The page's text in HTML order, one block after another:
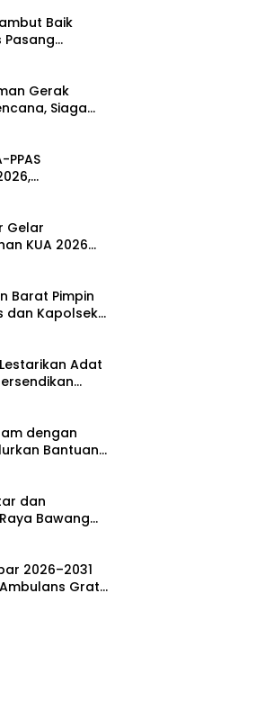
Baik
Gerak
Siaga
PPAS
Naik 15
Gelar
KUA 2026
Barat Pimpin
dan Kapolsek
Adat
dengan
Bantuan
dan
Bawang
2026–2031
Gratis